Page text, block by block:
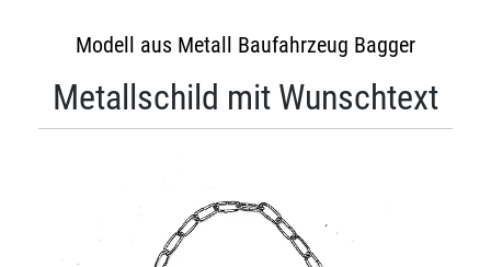
Modell aus Metall Baufahrzeug Bagger
Metallschild mit Wunschtext